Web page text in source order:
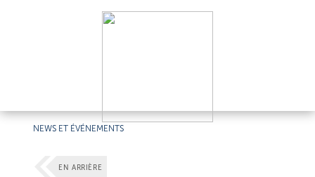
NEWS ET ÉVÉNEMENTS
EN ARRIÈRE